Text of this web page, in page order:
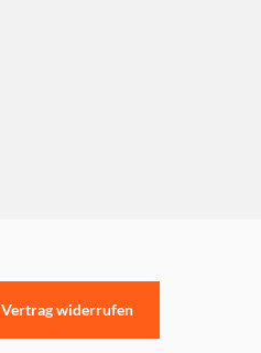
Vertrag widerrufen